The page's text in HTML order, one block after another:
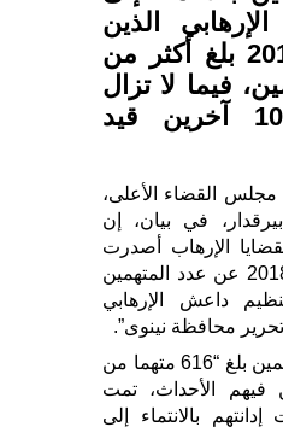
الذين
حوكموا في 2018 بلغ أكثر من
فيما لا تزال
قضايا نحو 100 آخرين قيد
القضاء الأعلى،
في بيان، إن
الإرهاب أصدرت
إحصاء مفصلا لعام 2018 عن عدد المتهمين
داعش الإرهابي
محافظة نينوى”.
وأضاف أن عدد المتهمين بلغ “616 متهما من
فيهم الأحداث، تمت
بالانتماء إلى